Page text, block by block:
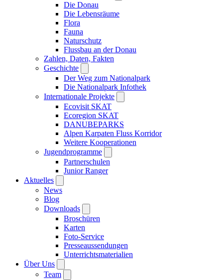
Die Donau
Die Lebensräume
Flora
Fauna
Naturschutz
Flussbau an der Donau
Zahlen, Daten, Fakten
Geschichte
Der Weg zum Nationalpark
Die Nationalpark Infothek
Internationale Projekte
Ecovisit SKAT
Ecoregion SKAT
DANUBEPARKS
Alpen Karpaten Fluss Korridor
Weitere Kooperationen
Jugendprogramme
Partnerschulen
Junior Ranger
Aktuelles
News
Blog
Downloads
Broschüren
Karten
Foto-Service
Presseaussendungen
Unterrichtsmaterialien
Über Uns
Team